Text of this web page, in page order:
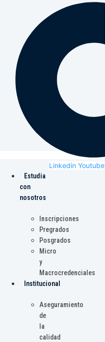
Linkedin Youtube
Estudia
con
nosotros
Inscripciones
Pregrados
Posgrados
Micro
y
Macrocredenciales
Institucional
Aseguramiento
de
la
calidad